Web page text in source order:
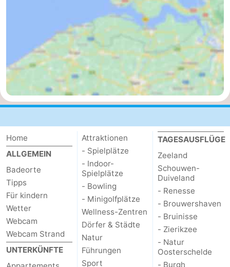
Mantelingen
Westkapelle
Zoutelande
-
Natur
bos
-
Vlissingen
-
Middelburg
Zeeuws-
Vlaanderen
-
Nieuwvliet
-
Sluis
-
Home
ALLGEMEIN
Badeorte
Tipps
Für kindern
Wetter
Webcam
Webcam Strand
UNTERKÜNFTE
Attraktionen
- Spielplätze
- Indoor-
Spielplätze
- Bowling
- Minigolfplätze
Wellness-Zentren
Dörfer & Städte
Natur
Führungen
Sport
TAGESAUSFLÜGE
Zeeland
Schouwen-
Duiveland
- Renesse
- Brouwershaven
- Bruinisse
- Zierikzee
- Natur
Oosterschelde
- Burgh